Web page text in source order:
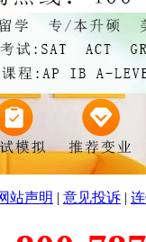
站声明 | 意见投诉 |